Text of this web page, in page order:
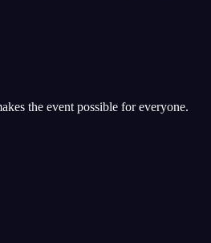
the event possible for everyone.